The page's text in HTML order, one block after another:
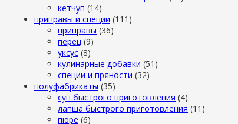
кетчуп (14)
приправы и специи (111)
приправы (36)
перец (9)
уксус (8)
кулинарные добавки (51)
специи и пряности (32)
полуфабрикаты (35)
суп быстрого приготовления (4)
лапша быстрого приготовления (11)
пюре (6)